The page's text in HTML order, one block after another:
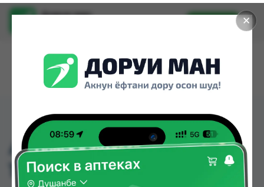
✕
Доруи ман
Установить
АНИРОН-С АМП 5МЛ
100МГ №1